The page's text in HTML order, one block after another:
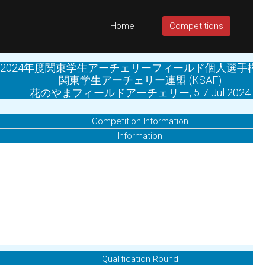
Home Competitions
2024年度関東学生アーチェリーフィールド個人選手
関東学生アーチェリー連盟 (KSAF)
花のやまフィールドアーチェリー, 5-7 Jul 2024
Competition Information
Information
Qualification Round